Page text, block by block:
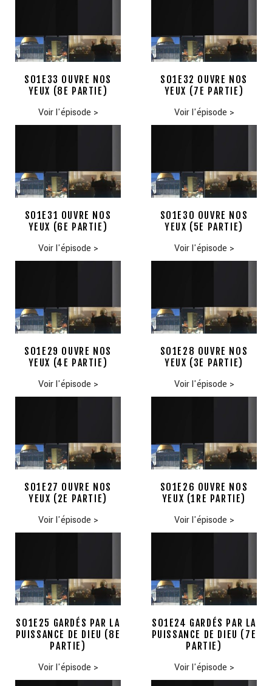
S01E33 OUVRE NOS
YEUX (8E PARTIE)
Voir l'épisode >
S01E32 OUVRE NOS
YEUX (7E PARTIE)
Voir l'épisode >
S01E31 OUVRE NOS
YEUX (6E PARTIE)
Voir l'épisode >
S01E30 OUVRE NOS
YEUX (5E PARTIE)
Voir l'épisode >
S01E29 OUVRE NOS
YEUX (4E PARTIE)
Voir l'épisode >
S01E28 OUVRE NOS
YEUX (3E PARTIE)
Voir l'épisode >
S01E27 OUVRE NOS
YEUX (2E PARTIE)
Voir l'épisode >
S01E26 OUVRE NOS
YEUX (1RE PARTIE)
Voir l'épisode >
S01E25 GARDÉS PAR LA
PUISSANCE DE DIEU (8E
PARTIE)
Voir l'épisode >
S01E24 GARDÉS PAR LA
PUISSANCE DE DIEU (7E
PARTIE)
Voir l'épisode >